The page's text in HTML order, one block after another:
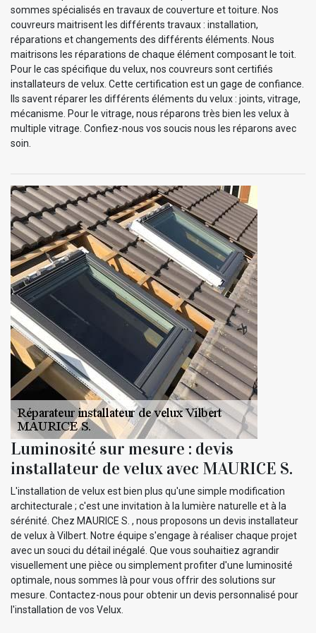
sommes spécialisés en travaux de couverture et toiture. Nos
couvreurs maitrisent les différents travaux : installation,
réparations et changements des différents éléments. Nous
maitrisons les réparations de chaque élément composant le toit.
Pour le cas spécifique du velux, nos couvreurs sont certifiés
installateurs de velux. Cette certification est un gage de confiance.
Ils savent réparer les différents éléments du velux : joints, vitrage,
mécanisme. Pour le vitrage, nous réparons très bien les velux à
multiple vitrage. Confiez-nous vos soucis nous les réparons avec
soin.
Luminosité sur mesure : devis
installateur de velux avec MAURICE S.
L'installation de velux est bien plus qu'une simple modification
architecturale ; c'est une invitation à la lumière naturelle et à la
sérénité. Chez MAURICE S. , nous proposons un devis installateur
de velux à Vilbert. Notre équipe s'engage à réaliser chaque projet
avec un souci du détail inégalé. Que vous souhaitiez agrandir
visuellement une pièce ou simplement profiter d'une luminosité
optimale, nous sommes là pour vous offrir des solutions sur
mesure. Contactez-nous pour obtenir un devis personnalisé pour
l'installation de vos Velux.